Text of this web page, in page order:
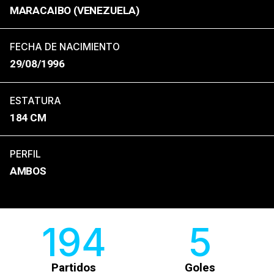
MARACAIBO (VENEZUELA)
FECHA DE NACIMIENTO
29/08/1996
ESTATURA
184 CM
PERFIL
AMBOS
194
Partidos
5
Goles